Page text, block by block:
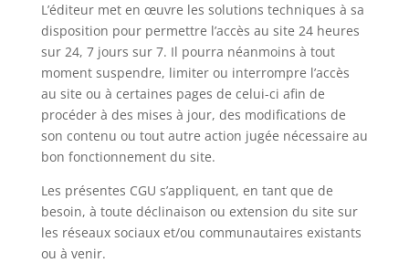
L’éditeur met en œuvre les solutions techniques à sa
disposition pour permettre l’accès au site 24 heures
sur 24, 7 jours sur 7. Il pourra néanmoins à tout
moment suspendre, limiter ou interrompre l’accès
au site ou à certaines pages de celui-ci afin de
procéder à des mises à jour, des modifications de
son contenu ou tout autre action jugée nécessaire au
bon fonctionnement du site.
Les présentes CGU s’appliquent, en tant que de
besoin, à toute déclinaison ou extension du site sur
les réseaux sociaux et/ou communautaires existants
ou à venir.